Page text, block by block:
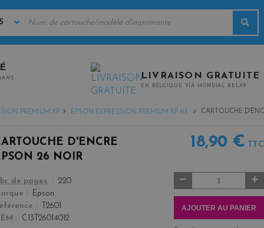
CLÉS
LIVRAISON GRATUITE
EN BELGIQUE VIA MONDIAL RELAY.
PREMIUM XP EPSON EXPRESSION PREMIUM XP 615 CARTOUCHE
D'ENCRE
26 NOIR
colorde pages
220
Epson
T2601
C13T26014012
18,90 € TTC
AJOUTER AU PANIER